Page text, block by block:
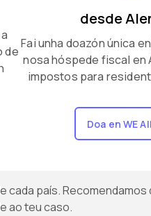
de
desde
Fai unha doazón única
nosa hóspede fiscal en
impostos para
Doa en WE
cada país.
ao teu caso.